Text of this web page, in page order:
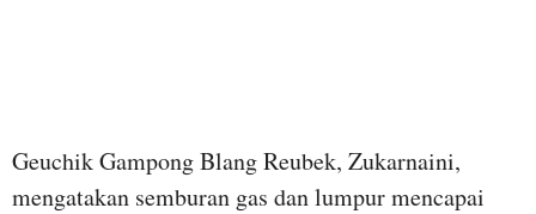
Geuchik Gampong Blang Reubek, Zukarnaini,
mengatakan semburan gas dan lumpur mencapai